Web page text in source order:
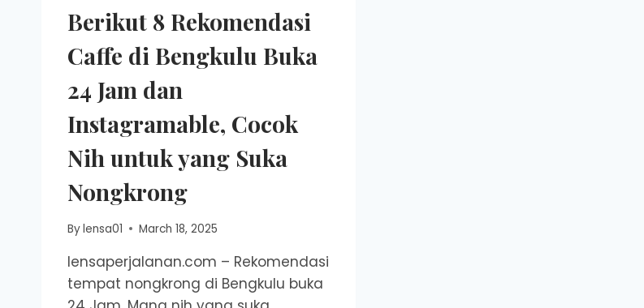
Berikut 8 Rekomendasi
Caffe di Bengkulu Buka
24 Jam dan
Instagramable, Cocok
Nih untuk yang Suka
Nongkrong
Bylensa01 March 18, 2025
lensaperjalanan.com – Rekomendasi
tempat nongkrong di Bengkulu buka